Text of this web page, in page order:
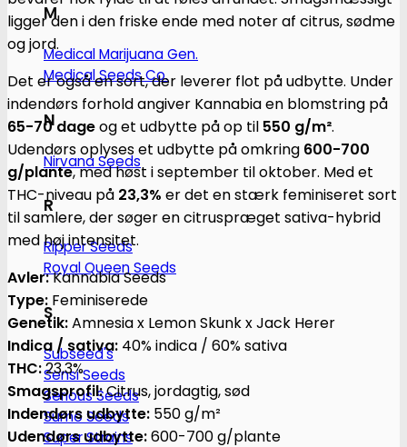
M
Medical Marijuana Gen.
Medical Seeds Co.
N
Nirvana Seeds
R
Ripper Seeds
Royal Queen Seeds
S
Subseed's
Sensi Seeds
Serious Seeds
Sumo Seeds
Super Strains
ligger den i den friske ende med noter af citrus, sødme
og jord.
Det er også en sort, der leverer flot på udbytte. Under
indendørs forhold angiver Kannabia en blomstring på
65-70 dageog et udbytte på op til 550 g/m².
Udendørs oplyses et udbytte på omkring 600-700
g/plante, med høst i september til oktober. Med et
THC-niveau på 23,3% er det en stærk feminiseret sort
til samlere, der søger en citruspræget sativa-hybrid
med høj intensitet.
Avler:Kannabia Seeds
Type: Feminiserede
Genetik:Amnesia x Lemon Skunk x Jack Herer
Indica / sativa: 40% indica / 60% sativa
THC:23,3%
Smagsprofil:Citrus, jordagtig, sød
Indendørs udbytte: 550 g/m²
Udendørs udbytte:600-700 g/plante